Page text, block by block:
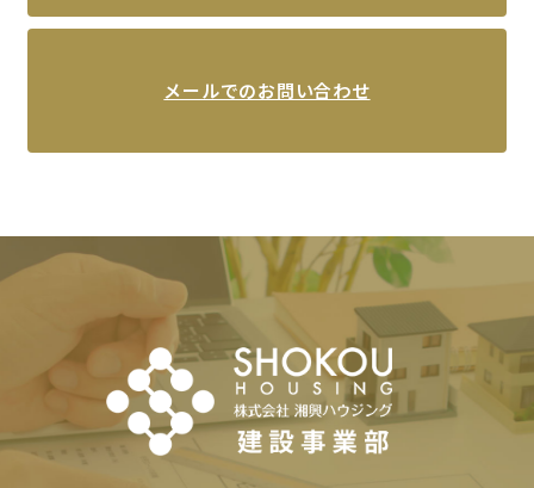
メールでのお問い合わせ